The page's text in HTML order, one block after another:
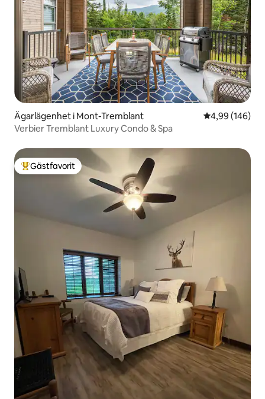
Ägarlägenhet i Mont-Tremblant 4,99 av 5 i
4,99 (146)
Verbier Tremblant Luxury Condo & Spa
Populär gästfavorit
Gästfavorit